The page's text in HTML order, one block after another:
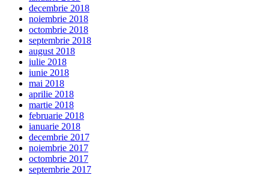
decembrie 2018
noiembrie 2018
octombrie 2018
septembrie 2018
august 2018
iulie 2018
iunie 2018
mai 2018
aprilie 2018
martie 2018
februarie 2018
ianuarie 2018
decembrie 2017
noiembrie 2017
octombrie 2017
septembrie 2017